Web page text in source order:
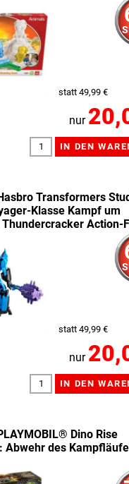
statt 49,99 €
nur
Transformers
Klasse Kampf um
Action-
statt 49,99 €
nur
Dino Rise
Abwehr des